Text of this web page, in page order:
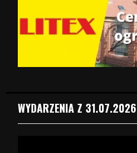
WYDARZENIA Z 31.07.2026